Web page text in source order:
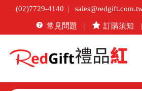
(02)7729-4140
常見問題 訂購須知